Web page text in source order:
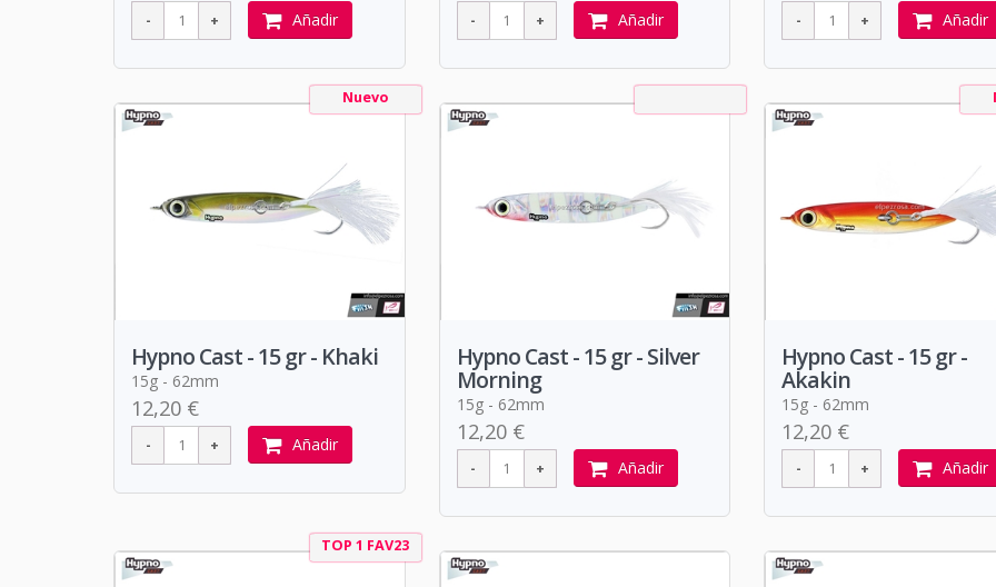
Añadir Añadir Añadir
Nuevo
Hypno Cast - 15 gr - Khaki
15g - 62mm
12,20 €
Añadir
Hypno Cast - 15 gr - Silver
Morning
15g - 62mm
12,20 €
Añadir
Hypno Cast - 15 gr -
Akakin
15g - 62mm
12,20 €
Añadir
TOP 1 FAV23